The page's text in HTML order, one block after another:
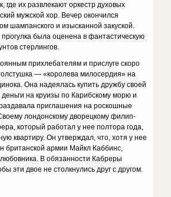
где их развлекают оркестр духовых
мужской хор. Вечер окончился
шампанского и изысканной закуской.
была оценена в фантастическую
стерлингов.
прихлеба­телям и прислуге скоро
— «королева милосердия» на
Она надеялась купить дружбу своей
на круизы по Карибскому морю и
приглаше­ния на роскошные
лондонскому дворецкому филип­
который рабо­тал у нее полтора года,
квартиру. Он утверждал, что, хотя у нее
британской армии Майкл Каббинс,
В обязанности Кабреры
эти двое не столк­нулись друг с другом.